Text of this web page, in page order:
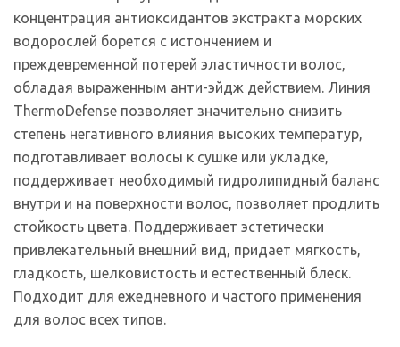
концентрация антиоксидантов экстракта морских
водорослей борется с истончением и
преждевременной потерей эластичности волос,
обладая выраженным анти-эйдж действием. Линия
ThermoDefense позволяет значительно снизить
степень негативного влияния высоких температур,
подготавливает волосы к сушке или укладке,
поддерживает необходимый гидролипидный баланс
внутри и на поверхности волос, позволяет продлить
стойкость цвета. Поддерживает эстетически
привлекательный внешний вид, придает мягкость,
гладкость, шелковистость и естественный блеск.
Подходит для ежедневного и частого применения
для волос всех типов.